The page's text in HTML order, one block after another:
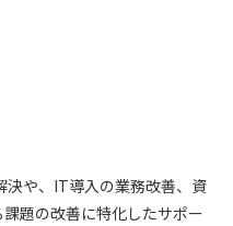
決や、IT導入の業務改善、資
題の改善に特化したサポー